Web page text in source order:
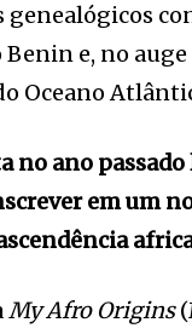
genealógicos
Benin e, no
Oceano
no ano
em um
My Afro Origins